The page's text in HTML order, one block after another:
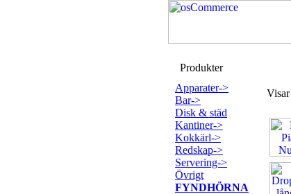
Produkter
Apparater->
Bar->
Disk & städ
Kantiner->
Kokkärl->
Redskap->
Servering->
Övrigt
FYNDHÖRNA
Visar